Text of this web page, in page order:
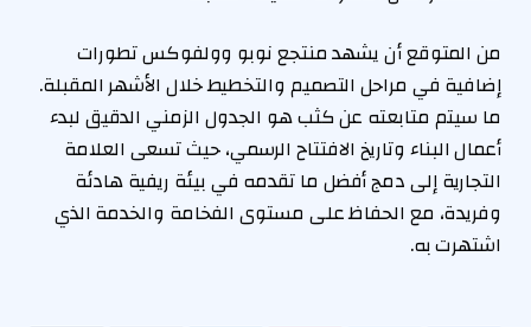
من المتوقع أن يشهد منتجع نوبو وولفوكس تطورات
إضافية في مراحل التصميم والتخطيط خلال الأشهر المقبلة.
ما سيتم متابعته عن كثب هو الجدول الزمني الدقيق لبدء
أعمال البناء وتاريخ الافتتاح الرسمي، حيث تسعى العلامة
التجارية إلى دمج أفضل ما تقدمه في بيئة ريفية هادئة
وفريدة، مع الحفاظ على مستوى الفخامة والخدمة الذي
اشتهرت به.